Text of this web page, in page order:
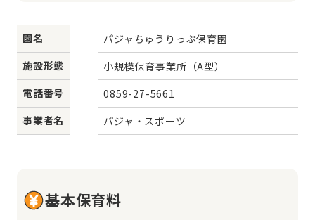
園名
パジャちゅうりっぷ保育園
施設形態
小規模保育事業所（A型）
電話番号
0859-27-5661
事業者名
パジャ・スポーツ
基本保育料